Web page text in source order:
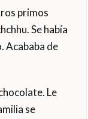
primos
Se había
Acababa de
Le
se